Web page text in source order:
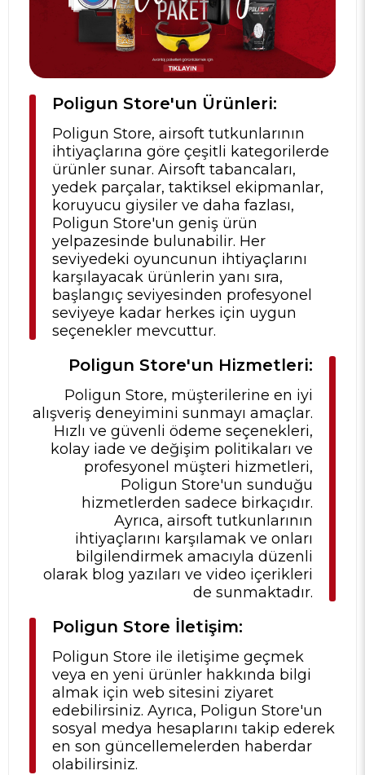
Poligun Store'un Ürünleri:
Poligun Store, airsoft tutkunlarının
ihtiyaçlarına göre çeşitli kategorilerde
ürünler sunar. Airsoft tabancaları,
yedek parçalar, taktiksel ekipmanlar,
koruyucu giysiler ve daha fazlası,
Poligun Store'un geniş ürün
yelpazesinde bulunabilir. Her
seviyedeki oyuncunun ihtiyaçlarını
karşılayacak ürünlerin yanı sıra,
başlangıç seviyesinden profesyonel
seviyeye kadar herkes için uygun
seçenekler mevcuttur.
Poligun Store'un Hizmetleri:
Poligun Store, müşterilerine en iyi
alışveriş deneyimini sunmayı amaçlar.
Hızlı ve güvenli ödeme seçenekleri,
kolay iade ve değişim politikaları ve
profesyonel müşteri hizmetleri,
Poligun Store'un sunduğu
hizmetlerden sadece birkaçıdır.
Ayrıca, airsoft tutkunlarının
ihtiyaçlarını karşılamak ve onları
bilgilendirmek amacıyla düzenli
olarak blog yazıları ve video içerikleri
de sunmaktadır.
Poligun Store İletişim:
Poligun Store ile iletişime geçmek
veya en yeni ürünler hakkında bilgi
almak için web sitesini ziyaret
edebilirsiniz. Ayrıca, Poligun Store'un
sosyal medya hesaplarını takip ederek
en son güncellemelerden haberdar
olabilirsiniz.